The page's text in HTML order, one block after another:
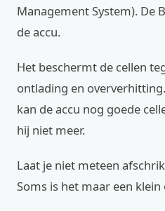
Management System). De
de accu.
Het beschermt de cellen
ontlading en
kan de accu nog goede
hij niet meer.
Laat je niet meteen
Soms is het maar een